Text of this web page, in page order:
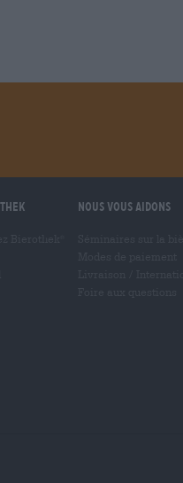
Nous vous aidons